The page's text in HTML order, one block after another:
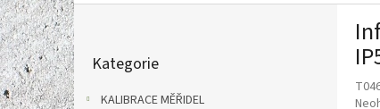
P
o
s
t
r
kategorie
Kategorie
KALIBRACE MĚŘIDEL